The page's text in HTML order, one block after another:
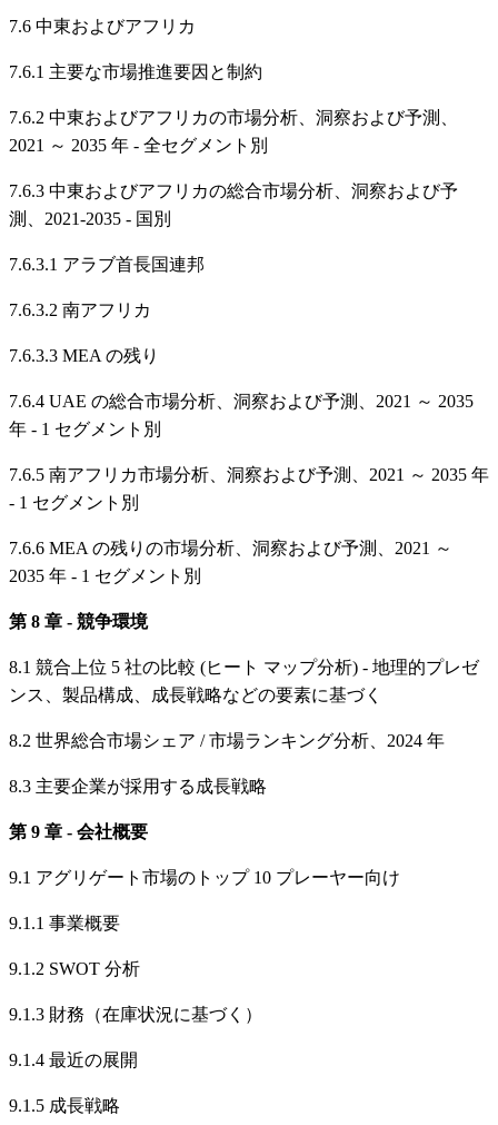
7.6 中東およびアフリカ
7.6.1 主要な市場推進要因と制約
7.6.2 中東およびアフリカの市場分析、洞察および予測、
2021 ～ 2035 年 - 全セグメント別
7.6.3 中東およびアフリカの総合市場分析、洞察および予
測、2021-2035 - 国別
7.6.3.1 アラブ首長国連邦
7.6.3.2 南アフリカ
7.6.3.3 MEA の残り
7.6.4 UAE の総合市場分析、洞察および予測、2021 ～ 2035
年 - 1 セグメント別
7.6.5 南アフリカ市場分析、洞察および予測、2021 ～ 2035 年
- 1 セグメント別
7.6.6 MEA の残りの市場分析、洞察および予測、2021 ～
2035 年 - 1 セグメント別
第 8 章 - 競争環境
8.1 競合上位 5 社の比較 (ヒート マップ分析) - 地理的プレゼ
ンス、製品構成、成長戦略などの要素に基づく
8.2 世界総合市場シェア / 市場ランキング分析、2024 年
8.3 主要企業が採用する成長戦略
第 9 章 - 会社概要
9.1 アグリゲート市場のトップ 10 プレーヤー向け
9.1.1 事業概要
9.1.2 SWOT 分析
9.1.3 財務（在庫状況に基づく）
9.1.4 最近の展開
9.1.5 成長戦略